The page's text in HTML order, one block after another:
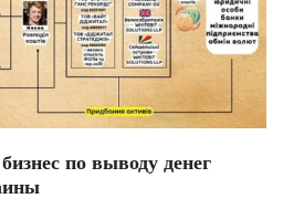
по выводу денег